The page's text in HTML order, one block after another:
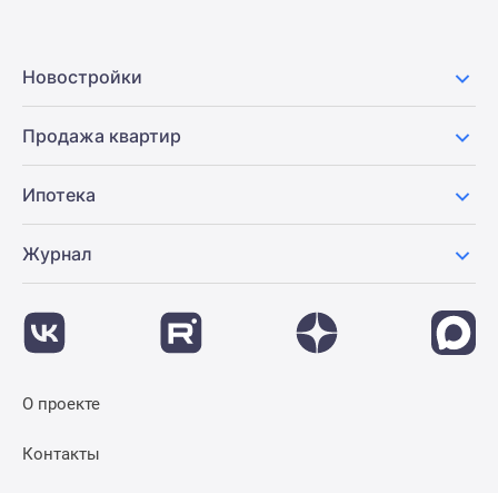
Новостройки
Продажа квартир
Ипотека
Журнал
О проекте
Контакты